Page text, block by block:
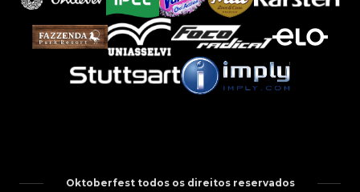
Oktoberfest todos os direitos reservados